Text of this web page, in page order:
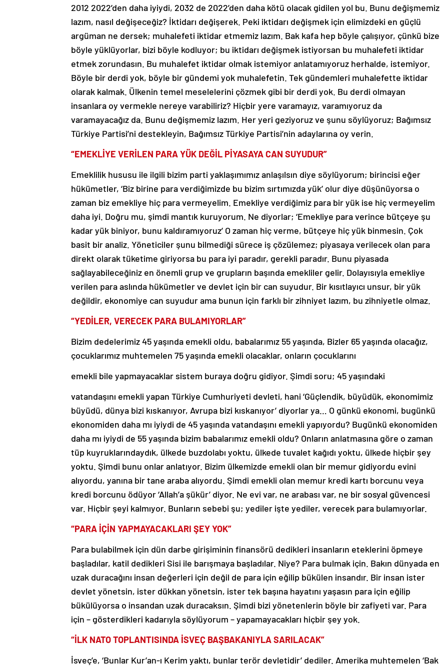
2012 2022’den daha iyiydi, 2032 de 2022’den daha kötü olacak gidilen yol bu. Bunu değişmemiz
lazım, nasıl değişeceğiz? İktidarı değişerek. Peki iktidarı değişmek için elimizdeki en güçlü
argüman ne dersek; muhalefeti iktidar etmemiz lazım. Bak kafa hep böyle çalışıyor, çünkü bize
böyle yüklüyorlar, bizi böyle kodluyor; bu iktidarı değişmek istiyorsan bu muhalefeti iktidar
etmek zorundasın. Bu muhalefet iktidar olmak istemiyor anlatamıyoruz herhalde, istemiyor.
Böyle bir derdi yok, böyle bir gündemi yok muhalefetin. Tek gündemleri muhalefette iktidar
olarak kalmak. Ülkenin temel meselelerini çözmek gibi bir derdi yok. Bu derdi olmayan
insanlara oy vermekle nereye varabiliriz? Hiçbir yere varamayız, varamıyoruz da
varamayacağız da. Bunu değişmemiz lazım. Her yeri geziyoruz ve şunu söylüyoruz; Bağımsız
Türkiye Partisi’ni destekleyin, Bağımsız Türkiye Partisi’nin adaylarına oy verin.
“EMEKLİYE VERİLEN PARA YÜK DEĞİL PİYASAYA CAN SUYUDUR”
Emeklilik hususu ile ilgili bizim parti yaklaşımımız anlaşılsın diye söylüyorum; birincisi eğer
hükümetler, ‘Biz birine para verdiğimizde bu bizim sırtımızda yük’ olur diye düşünüyorsa o
zaman biz emekliye hiç para vermeyelim. Emekliye verdiğimiz para bir yük ise hiç vermeyelim
daha iyi. Doğru mu, şimdi mantık kuruyorum. Ne diyorlar; ‘Emekliye para verince bütçeye şu
kadar yük biniyor, bunu kaldıramıyoruz’ O zaman hiç verme, bütçeye hiç yük binmesin. Çok
basit bir analiz. Yöneticiler şunu bilmediği sürece iş çözülemez; piyasaya verilecek olan para
direkt olarak tüketime giriyorsa bu para iyi paradır, gerekli paradır. Bunu piyasada
sağlayabileceğiniz en önemli grup ve grupların başında emekliler gelir. Dolayısıyla emekliye
verilen para aslında hükümetler ve devlet için bir can suyudur. Bir kısıtlayıcı unsur, bir yük
değildir, ekonomiye can suyudur ama bunun için farklı bir zihniyet lazım, bu zihniyetle olmaz.
“YEDİLER, VERECEK PARA BULAMIYORLAR”
Bizim dedelerimiz 45 yaşında emekli oldu, babalarımız 55 yaşında, Bizler 65 yaşında olacağız,
çocuklarımız muhtemelen 75 yaşında emekli olacaklar, onların çocuklarını
emekli bile yapmayacaklar sistem buraya doğru gidiyor. Şimdi soru; 45 yaşındaki
vatandaşını emekli yapan Türkiye Cumhuriyeti devleti, hani ‘Güçlendik, büyüdük, ekonomimiz
büyüdü, dünya bizi kıskanıyor, Avrupa bizi kıskanıyor’ diyorlar ya… O günkü ekonomi, bugünkü
ekonomiden daha mı iyiydi de 45 yaşında vatandaşını emekli yapıyordu? Bugünkü ekonomiden
daha mı iyiydi de 55 yaşında bizim babalarımız emekli oldu? Onların anlatmasına göre o zaman
tüp kuyruklarındaydık, ülkede buzdolabı yoktu, ülkede tuvalet kağıdı yoktu, ülkede hiçbir şey
yoktu. Şimdi bunu onlar anlatıyor. Bizim ülkemizde emekli olan bir memur gidiyordu evini
alıyordu, yanına bir tane araba alıyordu. Şimdi emekli olan memur kredi kartı borcunu veya
kredi borcunu ödüyor ‘Allah’a şükür’ diyor. Ne evi var, ne arabası var, ne bir sosyal güvencesi
var. Hiçbir şeyi kalmıyor. Bunların sebebi şu; yediler işte yediler, verecek para bulamıyorlar.
“PARA İÇİN YAPMAYACAKLARI ŞEY YOK”
Para bulabilmek için dün darbe girişiminin finansörü dedikleri insanların eteklerini öpmeye
başladılar, katil dedikleri Sisi ile barışmaya başladılar. Niye? Para bulmak için. Bakın dünyada en
uzak duracağını insan değerleri için değil de para için eğilip bükülen insandır. Bir insan ister
devlet yönetsin, ister dükkan yönetsin, ister tek başına hayatını yaşasın para için eğilip
bükülüyorsa o insandan uzak duracaksın. Şimdi bizi yönetenlerin böyle bir zafiyeti var. Para
için – gösterdikleri kadarıyla söylüyorum – yapamayacakları hiçbir şey yok.
“İLK NATO TOPLANTISINDA İSVEÇ BAŞBAKANIYLA SARILACAK”
İsveç’e, ‘Bunlar Kur’an-ı Kerim yaktı, bunlar terör devletidir’ dediler. Amerika muhtemelen ‘Bak